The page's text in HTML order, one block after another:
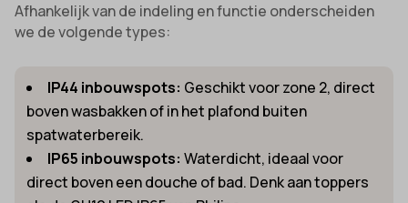
Afhankelijk van de indeling en functie onderscheiden
we de volgende types:
IP44 inbouwspots: Geschikt voor zone 2, direct
boven wasbakken of in het plafond buiten
spatwaterbereik.
IP65 inbouwspots: Waterdicht, ideaal voor
direct boven een douche of bad. Denk aan toppers